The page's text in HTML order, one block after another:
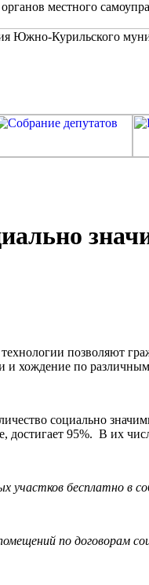
местного
позволяют
и хождение по
социально
достигает 95%. В их
участков бесплатно в
по договорам